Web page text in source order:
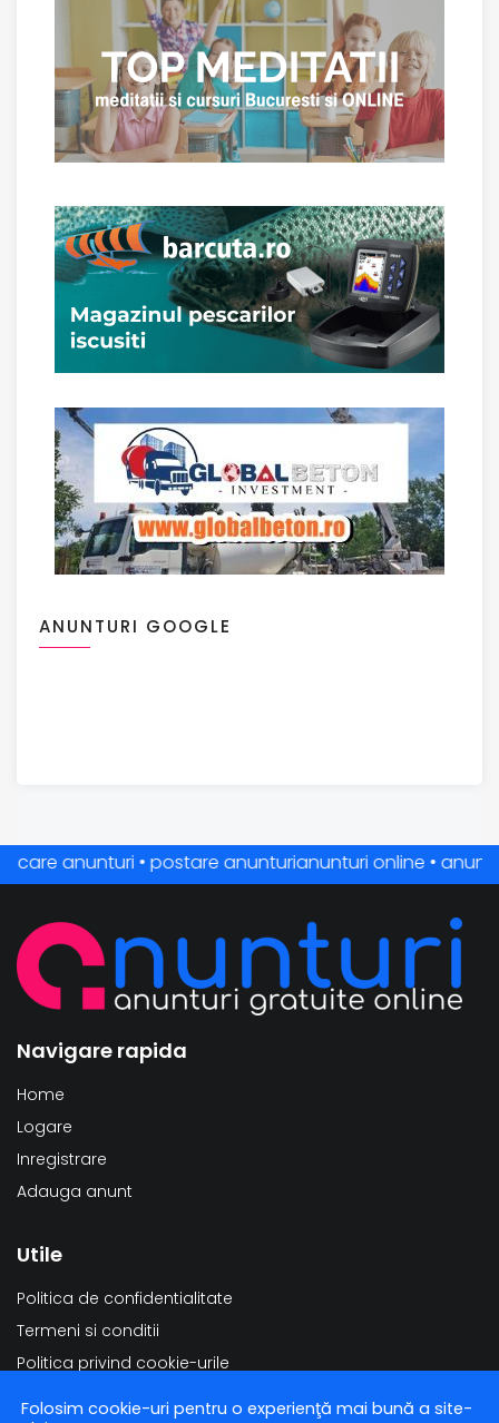
ANUNTURI GOOGLE
anunturi • postare anunturianunturi online • anunturi
Navigare rapida
Home
Logare
Inregistrare
Adauga anunt
Utile
Politica de confidentialitate
Termeni si conditii
Politica privind cookie-urile
Folosim cookie-uri pentru o experienţă mai bună a site-